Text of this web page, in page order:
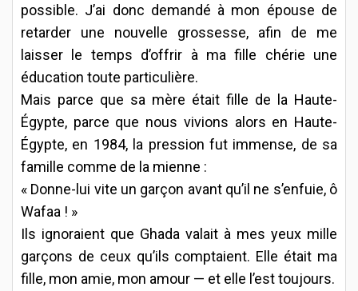
possible. J’ai donc demandé à mon épouse de
retarder une nouvelle grossesse, afin de me
laisser le temps d’offrir à ma fille chérie une
éducation toute particulière.
Mais parce que sa mère était fille de la Haute-
Égypte, parce que nous vivions alors en Haute-
Égypte, en 1984, la pression fut immense, de sa
famille comme de la mienne :
« Donne-lui vite un garçon avant qu’il ne s’enfuie, ô
Wafaa ! »
Ils ignoraient que Ghada valait à mes yeux mille
garçons de ceux qu’ils comptaient. Elle était ma
fille, mon amie, mon amour — et elle l’est toujours.